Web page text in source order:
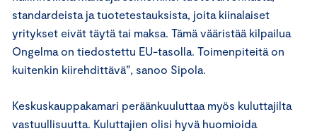
standardeista ja tuotetestauksista, joita kiinalaiset
yritykset eivät täytä tai maksa. Tämä vääristää kilpailua
Ongelma on tiedostettu EU-tasolla. Toimenpiteitä on
kuitenkin kiirehdittävä”, sanoo Sipola.
Keskuskauppakamari peräänkuuluttaa myös kuluttajilta
vastuullisuutta. Kuluttajien olisi hyvä huomioida